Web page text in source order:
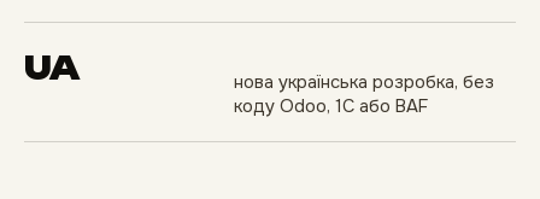
UA
нова українська розробка, без
коду Odoo, 1С або BAF